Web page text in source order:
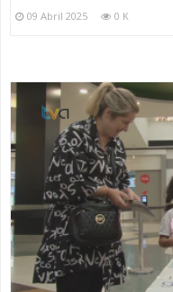
09 Abril 2025 0 K